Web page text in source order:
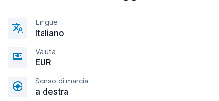
Lingue
Italiano
Valuta
EUR
Senso di marcia
a destra